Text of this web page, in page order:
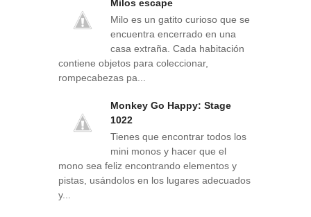
Milos escape
Milo es un gatito curioso que se
encuentra encerrado en una
casa extraña. Cada habitación
contiene objetos para coleccionar,
rompecabezas pa...
Monkey Go Happy: Stage
1022
Tienes que encontrar todos los
mini monos y hacer que el
mono sea feliz encontrando elementos y
pistas, usándolos en los lugares adecuados
y...